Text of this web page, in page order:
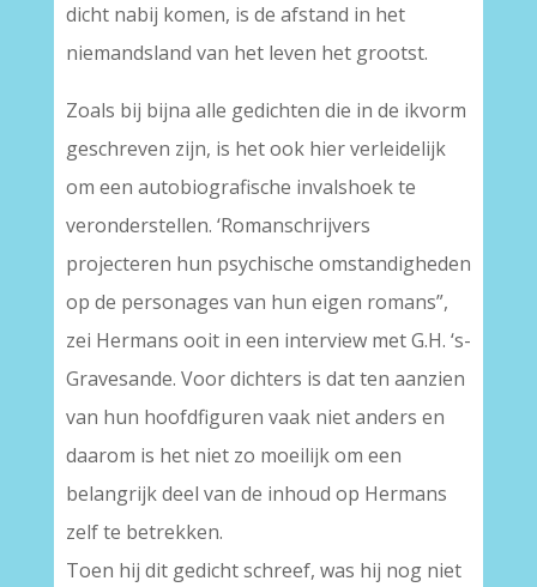
dicht nabij komen, is de afstand in het
niemandsland van het leven het grootst.
Zoals bij bijna alle gedichten die in de ikvorm
geschreven zijn, is het ook hier verleidelijk
om een autobiografische invalshoek te
veronderstellen. ‘Romanschrijvers
projecteren hun psychische omstandigheden
op de personages van hun eigen romans”,
zei Hermans ooit in een interview met G.H. ‘s-
Gravesande. Voor dichters is dat ten aanzien
van hun hoofdfiguren vaak niet anders en
daarom is het niet zo moeilijk om een
belangrijk deel van de inhoud op Hermans
zelf te betrekken.
Toen hij dit gedicht schreef, was hij nog niet